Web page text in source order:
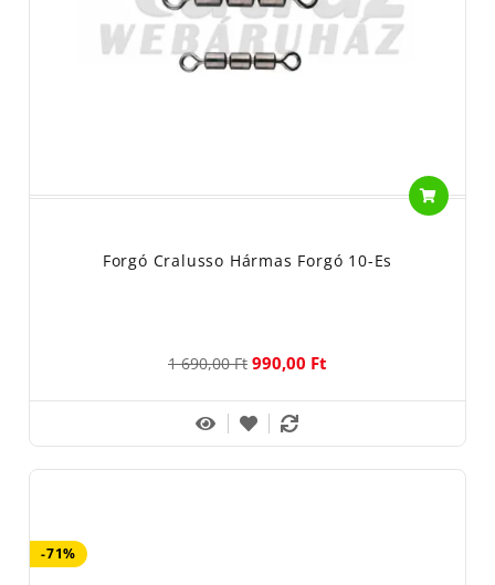
Forgó Cralusso Hármas Forgó 10-Es
1 690,00 Ft 990,00 Ft
-71%